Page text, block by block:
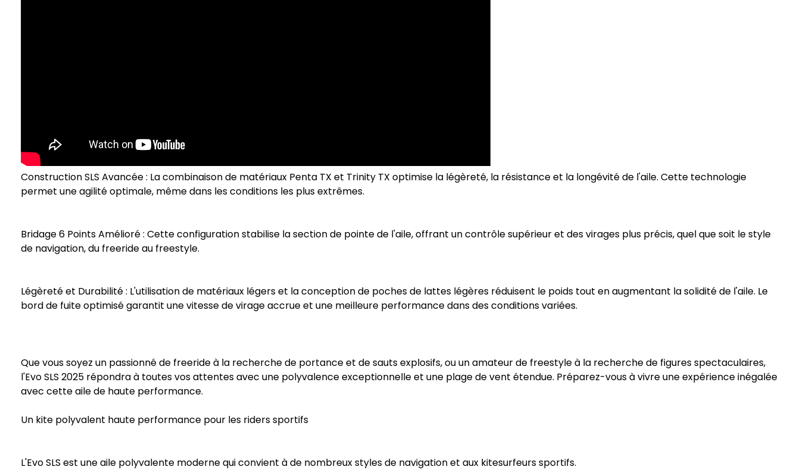
Construction SLS Avancée : La combinaison de matériaux Penta TX et Trinity TX optimise la légèreté, la résistance et la longévité de l'aile. Cette technologie
permet une agilité optimale, même dans les conditions les plus extrêmes.
Bridage 6 Points Amélioré : Cette configuration stabilise la section de pointe de l'aile, offrant un contrôle supérieur et des virages plus précis, quel que soit le style
de navigation, du freeride au freestyle.
Légèreté et Durabilité : L'utilisation de matériaux légers et la conception de poches de lattes légères réduisent le poids tout en augmentant la solidité de l'aile. Le
bord de fuite optimisé garantit une vitesse de virage accrue et une meilleure performance dans des conditions variées.
Que vous soyez un passionné de freeride à la recherche de portance et de sauts explosifs, ou un amateur de freestyle à la recherche de figures spectaculaires,
l'Evo SLS 2025 répondra à toutes vos attentes avec une polyvalence exceptionnelle et une plage de vent étendue. Préparez-vous à vivre une expérience inégalée
avec cette aile de haute performance.
Un kite polyvalent haute performance pour les riders sportifs
L'Evo SLS est une aile polyvalente moderne qui convient à de nombreux styles de navigation et aux kitesurfeurs sportifs.